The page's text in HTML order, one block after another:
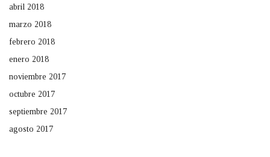
abril 2018
marzo 2018
febrero 2018
enero 2018
noviembre 2017
octubre 2017
septiembre 2017
agosto 2017